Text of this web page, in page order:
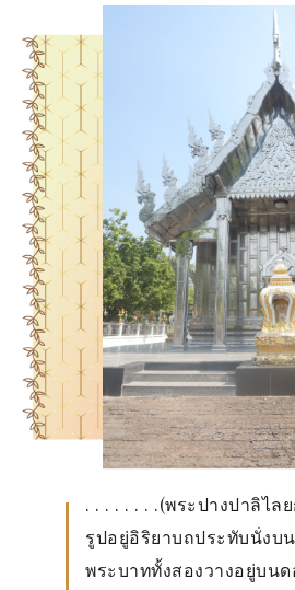
. . . . . . . .(พระปางปาลิไล
รูปอยู่อิริยาบถประทับนั่งบ
พระบาททั้งสองวางอยู่บน